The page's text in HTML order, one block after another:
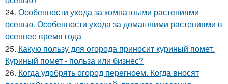
24. Особенности ухода за комнатными растениями
осенью. Особенности ухода за домашними растениями в
осеннее время года
25. Какую пользу для огорода приносит куриный помет.
Куриный помет - польза или бизнес?
26. Когда удобрять огород перегноем. Когда вносят